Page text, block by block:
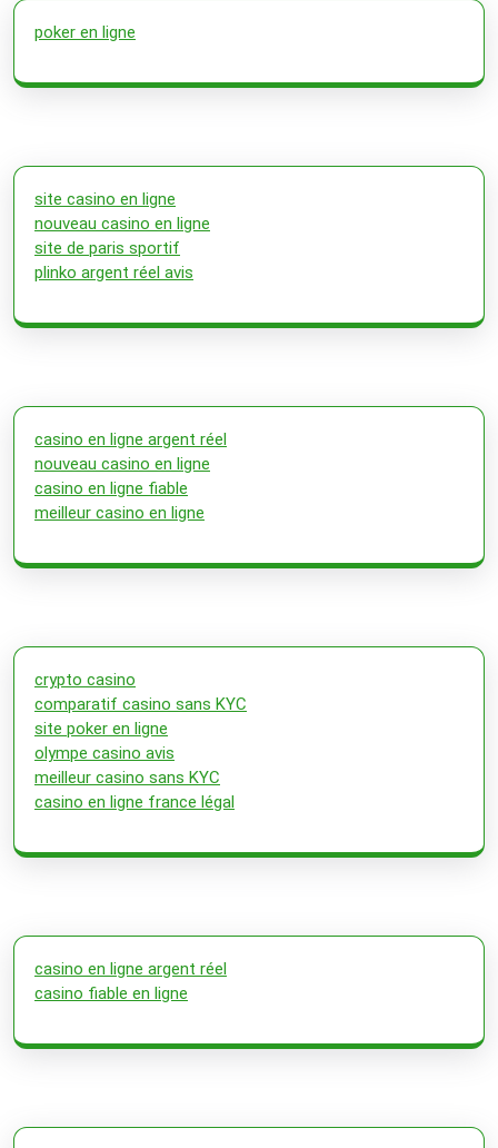
poker en ligne
site casino en ligne
nouveau casino en ligne
site de paris sportif
plinko argent réel avis
casino en ligne argent réel
nouveau casino en ligne
casino en ligne fiable
meilleur casino en ligne
crypto casino
comparatif casino sans KYC
site poker en ligne
olympe casino avis
meilleur casino sans KYC
casino en ligne france légal
casino en ligne argent réel
casino fiable en ligne